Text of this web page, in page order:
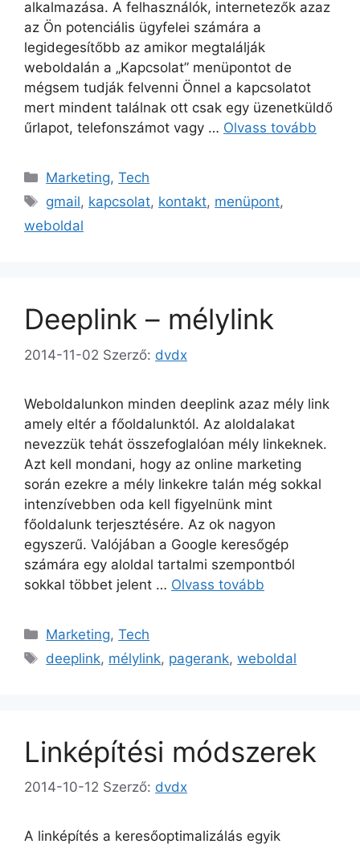
alkalmazása. A felhasználók, internetezők azaz
az Ön potenciális ügyfelei számára a
legidegesítőbb az amikor megtalálják
weboldalán a „Kapcsolat” menüpontot de
mégsem tudják felvenni Önnel a kapcsolatot
mert mindent találnak ott csak egy üzenetküldő
űrlapot, telefonszámot vagy … Olvass tovább
Kategória
Marketing,Tech
Címkék
gmail, kapcsolat, kontakt, menüpont,
weboldal
Deeplink – mélylink
2014-11-02 Szerző: dvdx
Weboldalunkon minden deeplink azaz mély link
amely eltér a főoldalunktól. Az aloldalakat
nevezzük tehát összefoglalóan mély linkeknek.
Azt kell mondani, hogy az online marketing
során ezekre a mély linkekre talán még sokkal
intenzívebben oda kell figyelnünk mint
főoldalunk terjesztésére. Az ok nagyon
egyszerű. Valójában a Google keresőgép
számára egy aloldal tartalmi szempontból
sokkal többet jelent … Olvass tovább
Kategória
Marketing,Tech
Címkék
deeplink, mélylink, pagerank,weboldal
Linképítési módszerek
2014-10-12 Szerző: dvdx
A linképítés a keresőoptimalizálás egyik